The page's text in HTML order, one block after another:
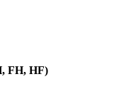
FH, HF)